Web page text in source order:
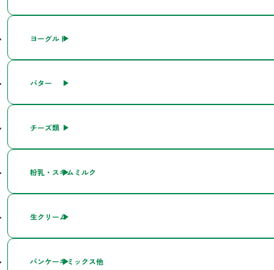
ヨーグルト
バター
チーズ類
粉乳・スキムミルク
生クリーム
パンケーキミックス他